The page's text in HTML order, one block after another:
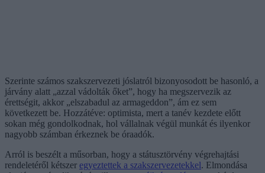
Szerinte számos szakszervezeti jóslatról bizonyosodott be hasonló, a
járvány alatt „azzal vádolták őket”, hogy ha megszervezik az
érettségit, akkor „elszabadul az armageddon”, ám ez sem
következett be. Hozzátéve: optimista, mert a tanév kezdete előtt
sokan még gondolkodnak, hol vállalnak végül munkát és ilyenkor
nagyobb számban érkeznek be óraadók.
Arról is beszélt a műsorban, hogy a státusztörvény végrehajtási
rendeletéről kétszer egyeztettek a szakszervezetekkel. Elmondása